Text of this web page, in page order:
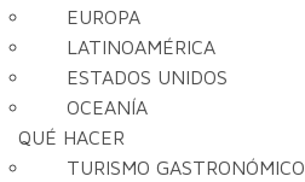
EUROPA
LATINOAMÉRICA
ESTADOS UNIDOS
OCEANÍA
QUÉ HACER
TURISMO GASTRONÓMICO